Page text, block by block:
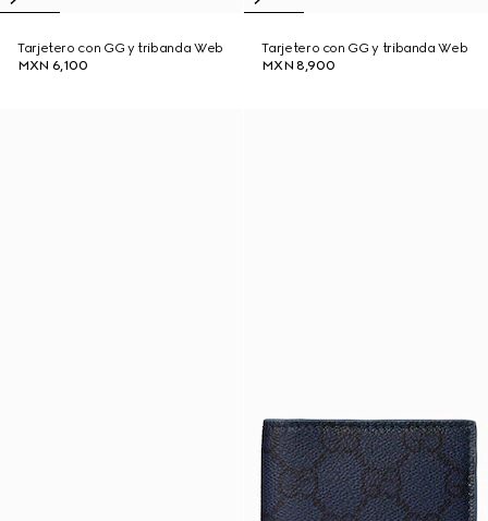
Tarjetero con GG y tribanda Web
MXN 6,100
Tarjetero con GG y tribanda Web
MXN 8,900